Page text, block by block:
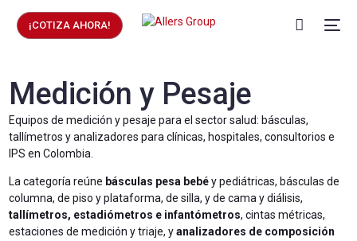
¡COTIZA AHORA!
Medición y Pesaje
Equipos de medición y pesaje para el sector salud: básculas,
tallímetros y analizadores para clínicas, hospitales, consultorios e
IPS en Colombia.
La categoría reúne básculas pesa bebéy pediátricas, básculas de
columna, de piso y plataforma, de silla, y de cama y diálisis,
tallímetros, estadiómetros e infantómetros, cintas métricas,
estaciones de medición y triaje, yanalizadores de composición